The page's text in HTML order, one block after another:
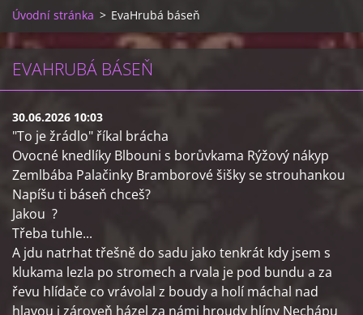
Úvodní stránka > EvaHrubá báseň
EVAHRUBÁ BÁSEŇ
30.06.2026 10:03
"To je žrádlo" říkal brácha
Ovocné knedlíky Blbouni s borůvkama Rýžový nákyp
Zemlbába Palačinky Bramborové šišky se strouhankou
Napíšu ti báseň chceš?
Jakou ?
Třeba tuhle...
A jdu natrhat třešně do sadu jako tenkrát kdy jsem s
klukama lezla po stromech a rvala je pod bundu a za
řevu hlídače co vrávolal z boudy a holí máchal nad
hlavou i zároveň házel za námi hroudy hlíny Nechápu